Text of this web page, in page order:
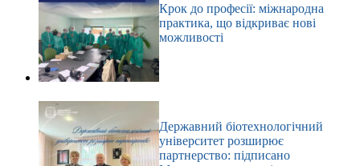
Крок до професії: міжнародна
практика, що відкриває нові
можливості
Державний біотехнологічний
університет розширює
партнерство: підписано